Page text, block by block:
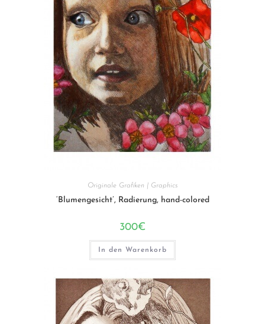
Originale Grafiken | Graphics
‘Blumengesicht’, Radierung, hand-colored
300€
In den Warenkorb